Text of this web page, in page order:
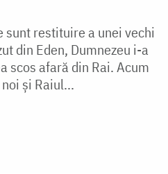
sunt restituire a unei vechi
din Eden, Dumnezeu i-a
scos afară din Rai. Acum
și Raiul...